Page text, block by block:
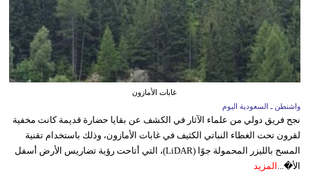
غابات الأمازون
واشنطن ـ السعودية اليوم
نجح فريق دولي من علماء الآثار في الكشف عن بقايا حضارة قديمة كانت مخفية
لقرون تحت الغطاء النباتي الكثيف في غابات الأمازون، وذلك باستخدام تقنية
المسح بالليزر المحمولة جوًا (LiDAR)، التي أتاحت رؤية تضاريس الأرض أسفل
الأ�... المزيد